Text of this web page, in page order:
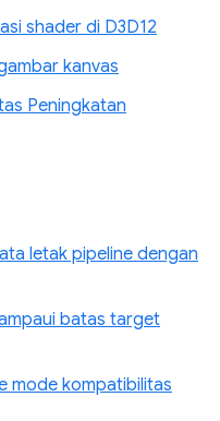
shader di D3D12
kanvas
Peningkatan
letak pipeline dengan
batas target
mode kompatibilitas